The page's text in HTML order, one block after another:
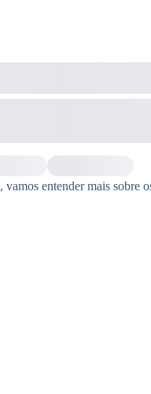
, vamos entender mais sobre